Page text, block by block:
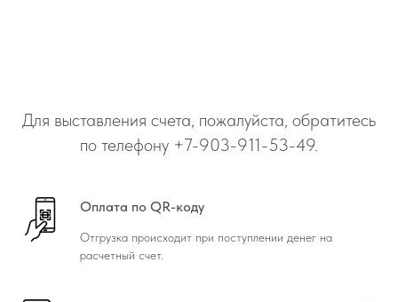
Для выставления счета, пожалуйста, обратитесь
по телефону +7-903-911-53-49.
Оплата по QR-коду
Отгрузка происходит при поступлении денег на
расчетный счет.